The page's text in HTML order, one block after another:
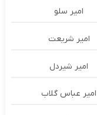
امیر سلو
امیر شریعت
امیر شیردل
امیر عباس گلاب